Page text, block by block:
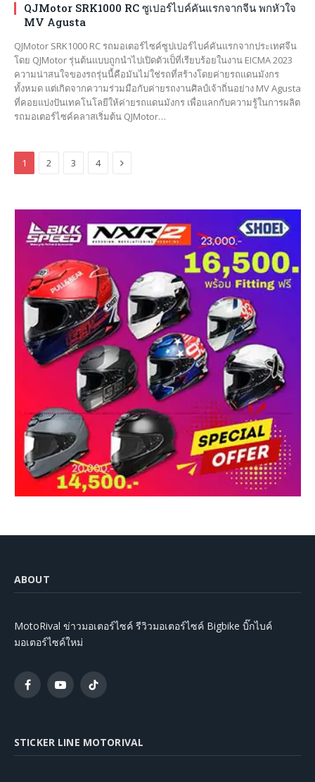
QJMotor SRK1000 RC ซูเปอร์ไบค์คันแรกจากจีน พกหัวใจ
MV Agusta
QJMotor SRK1000 RC รถมอเตอร์ไซค์ซูปเปอร์ไบค์คันแรกจากประเทศจีน
โดย QJMotor รุ่นต้นแบบถูกนำไปเปิดตัวเป็ที่เรียบร้อยในงาน EICMA 2023
ความน่าสนใจของรถรุ่นนี้คือมันไม่ใช่รถที่สร้างโดยค่ายรถแดนมังกร
ทั้งหมด แต่เกิดจากความร่วมมือกับค่ายรถงานศิลป์เจ้าถิ่นอย่าง MV Agusta
ที่คอยแบ่งปันเทคโนโลยีให้ค่ายรถแดนมังกร เพื่อแลกกับความรู้ในการผลิต
รถมอเตอร์ไซค์คลาสเริ่มต้น QJMotor…
1 2 3 4 Next
ABOUT
MotoRival ข่าวมอเตอร์ไซค์ รีวิวมอเตอร์ไซค์ Bigbike บิ๊กไบค์
มอเตอร์ไซค์ใหม่
FacebookYouTubeTikTok
STICKER LINE MOTORIVAL